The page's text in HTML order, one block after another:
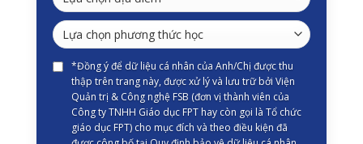
*Đồng ý để dữ liệu cá nhân của Anh/Chị được thu
thập trên trang này, được xử lý và lưu trữ bởi Viện
Quản trị & Công nghệ FSB (đơn vị thành viên của
Công ty TNHH Giáo dục FPT hay còn gọi là Tổ chức
giáo dục FPT) cho mục đích và theo điều kiện đã